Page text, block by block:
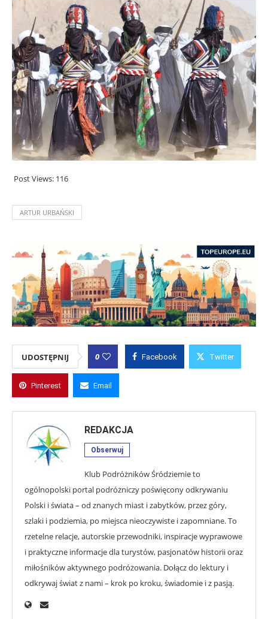
Post Views: 116
ARTUR URBAŃSKI
UDOSTĘPNIJ 0 Facebook Twitter
Pinterest Email
REDAKCJA
Obserwuj
Klub Podróżników Śródziemie to
ogólnopolski portal podróżniczy poświęcony odkrywaniu
Polski i świata – od znanych miast i zabytków, przez góry,
szlaki i podziemia, po miejsca nieoczywiste i zapomniane. To
rzetelne relacje, autorskie przewodniki, inspiracje wyprawowe
i praktyczne informacje dla turystów, pasjonatów historii oraz
miłośników aktywnego podróżowania. Dołącz do lektury i
odkrywaj świat z nami – krok po kroku, świadomie i z pasją.